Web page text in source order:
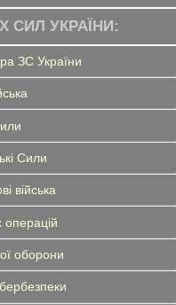
СИЛ УКРАЇНИ:
ЗС України
Сили
війська
операцій
оборони